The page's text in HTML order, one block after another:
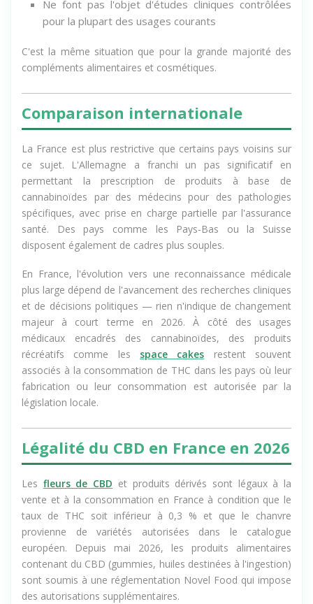
Ne font pas l'objet d'études cliniques contrôlées
pour la plupart des usages courants
C'est la même situation que pour la grande majorité des
compléments alimentaires et cosmétiques.
Comparaison internationale
La France est plus restrictive que certains pays voisins sur
ce sujet. L'Allemagne a franchi un pas significatif en
permettant la prescription de produits à base de
cannabinoïdes par des médecins pour des pathologies
spécifiques, avec prise en charge partielle par l'assurance
santé. Des pays comme les Pays-Bas ou la Suisse
disposent également de cadres plus souples.
En France, l'évolution vers une reconnaissance médicale
plus large dépend de l'avancement des recherches cliniques
et de décisions politiques — rien n'indique de changement
majeur à court terme en 2026. À côté des usages
médicaux encadrés des cannabinoïdes, des produits
récréatifs comme les space cakes restent souvent
associés à la consommation de THC dans les pays où leur
fabrication ou leur consommation est autorisée par la
législation locale.
Légalité du CBD en France en 2026
Les fleurs de CBD et produits dérivés sont légaux à la
vente et à la consommation en France à condition que le
taux de THC soit inférieur à 0,3 % et que le chanvre
provienne de variétés autorisées dans le catalogue
européen. Depuis mai 2026, les produits alimentaires
contenant du CBD (gummies, huiles destinées à l'ingestion)
sont soumis à une réglementation Novel Food qui impose
des autorisations supplémentaires.